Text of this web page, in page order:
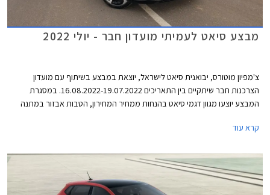
מבצע סיאט לעמיתי מועדון חבר - יולי 2022
צ'מפיון מוטורס, יבואנית סיאט לישראל, יוצאת במבצע בשיתוף עם מועדון
הצרכנות חבר שיתקיים בין התאריכים 16.08.2022-19.07.2022. במסגרת
המבצע יוצעו מגוון דגמי סיאט בהנחות ממחיר המחירון, הטבות אבזור במתנה
במבצע מאחר והרכב לא זמין במלאי. המבצע יתקיים בכל סוכנויות סיאט ברחבי
קרא עוד